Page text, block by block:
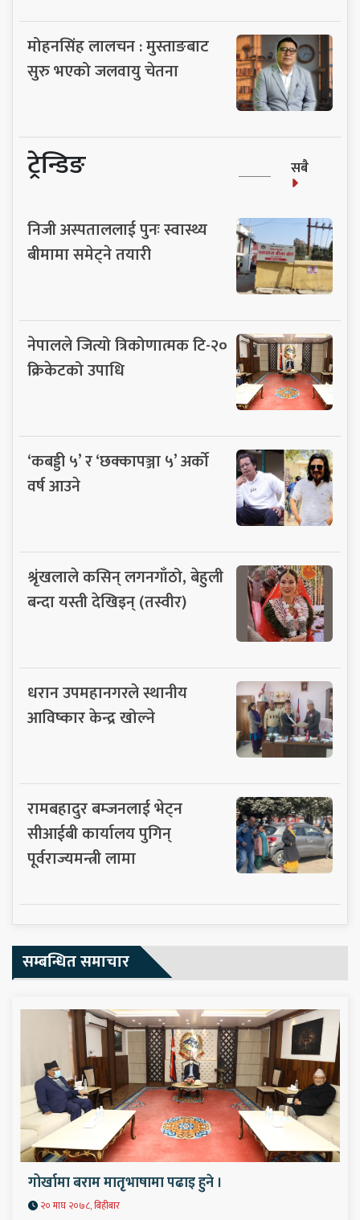
मोहनसिंह लालचन : मुस्ताङबाट
सुरु भएको जलवायु चेतना
ट्रेन्डिङ सबै
निजी अस्पताललाई पुनः स्वास्थ्य
बीमामा समेट्ने तयारी
नेपालले जित्यो त्रिकोणात्मक टि-२०
क्रिकेटको उपाधि
‘कबड्डी ५’ र ‘छक्कापञ्जा ५’ अर्को
वर्ष आउने
श्रृंखलाले कसिन् लगनगाँठो, बेहुली
बन्दा यस्ती देखिइन् (तस्वीर)
धरान उपमहानगरले स्थानीय
आविष्कार केन्द्र खोल्ने
रामबहादुर बम्जनलाई भेट्न
सीआईबी कार्यालय पुगिन्
पूर्वराज्यमन्त्री लामा
सम्बन्धित समाचार
गोर्खामा बराम मातृभाषामा पढाइ हुने ।
२० माघ २०७८, बिहीबार